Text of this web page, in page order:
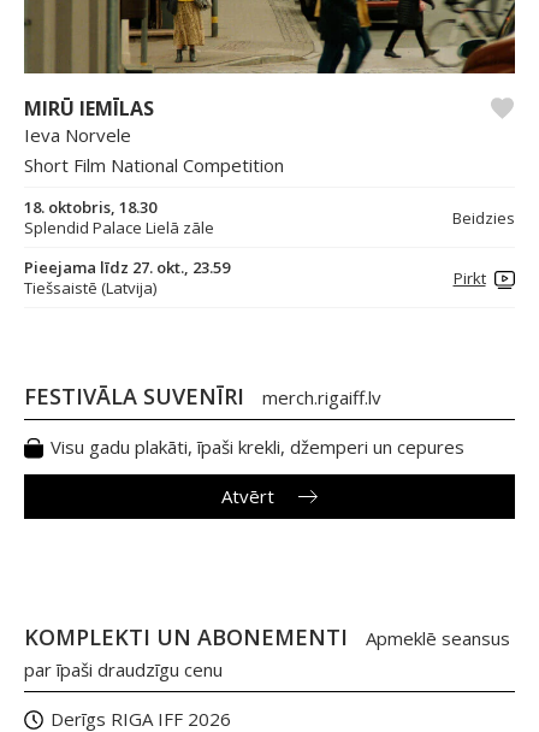
MIRŪ IEMĪLAS
Ieva Norvele
Short Film National Competition
18. oktobris, 18.30
Splendid Palace Lielā zāle
Beidzies
Pieejama līdz 27. okt., 23.59
Tiešsaistē (Latvija)
Pirkt
FESTIVĀLA SUVENĪRI merch.rigaiff.lv
Visu gadu plakāti, īpaši krekli, džemperi un cepures
Atvērt
KOMPLEKTI UN ABONEMENTI
Apmeklē seansus
par īpaši draudzīgu cenu
Derīgs RIGA IFF 2026